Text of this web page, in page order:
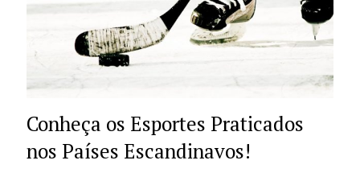
Conheça os Esportes Praticados
nos Países Escandinavos!